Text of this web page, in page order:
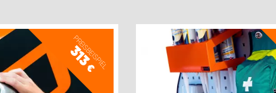
PREISBEISPIEL
313
€